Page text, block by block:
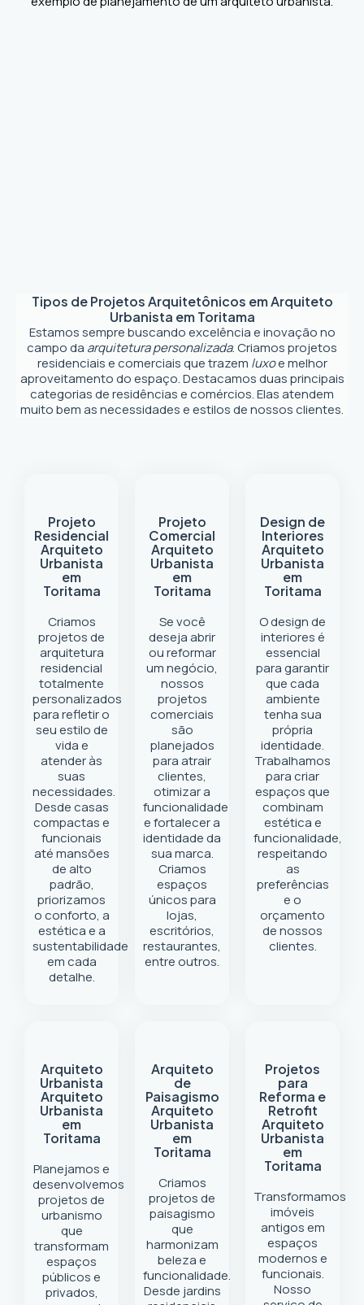
Tipos de Projetos Arquitetônicos emArquiteto
Urbanista em Toritama
Estamos sempre buscando excelência e inovação no
campo da arquitetura personalizada. Criamos projetos
residenciais e comerciais que trazem luxoe melhor
aproveitamento do espaço. Destacamos duas principais
categorias de residências e comércios. Elas atendem
muito bem as necessidades e estilos de nossos clientes.
Projeto
Residencial
Arquiteto
Urbanista
em
Toritama
Criamos
projetos de
arquitetura
residencial
totalmente
personalizados
para refletir o
seu estilo de
vida e
atender às
suas
necessidades.
Desde casas
compactas e
funcionais
até mansões
de alto
padrão,
priorizamos
o conforto, a
estética e a
sustentabilidade
em cada
detalhe.
Projeto
Comercial
Arquiteto
Urbanista
em
Toritama
Se você
deseja abrir
ou reformar
um negócio,
nossos
projetos
comerciais
são
planejados
para atrair
clientes,
otimizar a
funcionalidade
e fortalecer a
identidade da
sua marca.
Criamos
espaços
únicos para
lojas,
escritórios,
restaurantes,
entre outros.
Design de
Interiores
Arquiteto
Urbanista
em
Toritama
O design de
interiores é
essencial
para garantir
que cada
ambiente
tenha sua
própria
identidade.
Trabalhamos
para criar
espaços que
combinam
estética e
funcionalidade,
respeitando
as
preferências
e o
orçamento
de nossos
clientes.
Arquiteto
Urbanista
Arquiteto
Urbanista
em
Toritama
Planejamos e
desenvolvemos
projetos de
urbanismo
que
transformam
espaços
públicos e
privados,
Arquiteto
de
Paisagismo
Arquiteto
Urbanista
em
Toritama
Criamos
projetos de
paisagismo
que
harmonizam
beleza e
funcionalidade.
Desde jardins
Projetos
para
Reforma e
Retrofit
Arquiteto
Urbanista
em
Toritama
Transformamos
imóveis
antigos em
espaços
modernos e
funcionais.
Nosso